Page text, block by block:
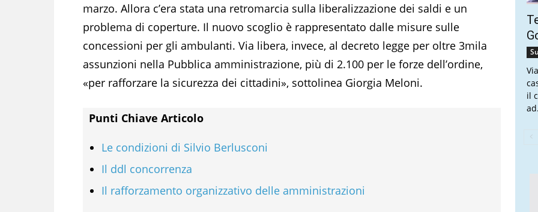
marzo. Allora c’era stata una retromarcia sulla liberalizzazione dei saldi e un
problema di coperture. Il nuovo scoglio è rappresentato dalle misure sulle
concessioni per gli ambulanti. Via libera, invece, al decreto legge per oltre 3mila
assunzioni nella Pubblica amministrazione, più di 2.100 per le forze dell’ordine,
«per rafforzare la sicurezza dei cittadini», sottolinea Giorgia Meloni.
Punti Chiave Articolo
Le condizioni di Silvio Berlusconi
Il ddl concorrenza
Il rafforzamento organizzativo delle amministrazioni
il